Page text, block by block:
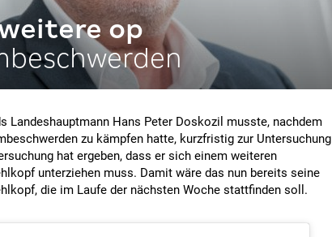
op
Landeshauptmann Hans Peter Doskozil musste, nachdem
zu kämpfen hatte, kurzfristig zur Untersuchung
hat ergeben, dass er sich einem weiteren
unterziehen muss. Damit wäre das nun bereits seine
die im Laufe der nächsten Woche stattfinden soll.